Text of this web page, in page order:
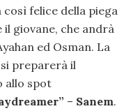
felice della piega
giovane, che andrà
ed Osman. La
preparerà il
allo spot
– Sanem.